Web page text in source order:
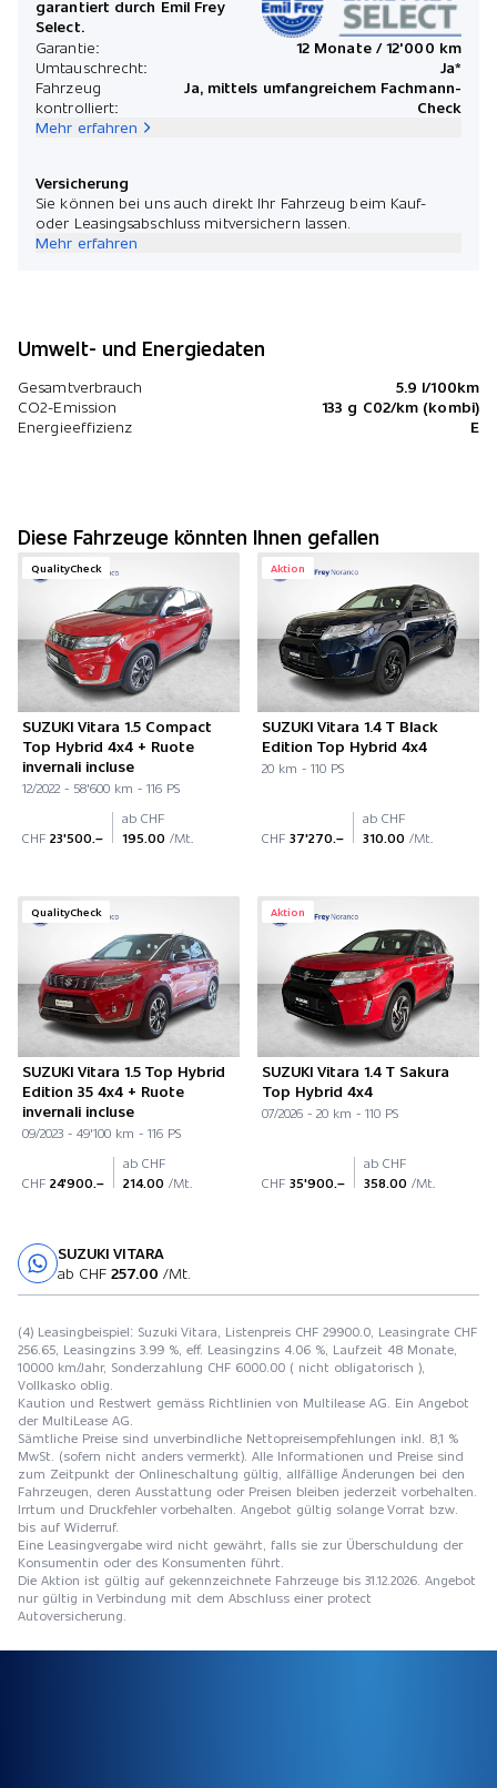
garantiert durch Emil Frey
Select.
Garantie:
12 Monate / 12'000 km
Umtauschrecht:
Ja*
Fahrzeug
kontrolliert:
Ja, mittels umfangreichem Fachmann-
Check
Mehr erfahren
Versicherung
Sie können bei uns auch direkt Ihr Fahrzeug beim Kauf-
oder Leasingsabschluss mitversichern lassen.
Mehr erfahren
Umwelt- und Energiedaten
Gesamtverbrauch
5.9 l/100km
CO2-Emission
133 g C02/km (kombi)
Energieeffizienz
E
Diese Fahrzeuge könnten Ihnen gefallen
QualityCheck
SUZUKI Vitara 1.5 Compact
Top Hybrid 4x4 + Ruote
invernali incluse
12/2022 - 58'600 km - 116 PS
CHF 23'500.–
ab CHF
195.00 /Mt.
Aktion
SUZUKI Vitara 1.4 T Black
Edition Top Hybrid 4x4
20 km - 110 PS
CHF 37'270.–
ab CHF
310.00 /Mt.
QualityCheck
SUZUKI Vitara 1.5 Top Hybrid
Edition 35 4x4 + Ruote
invernali incluse
09/2023 - 49'100 km - 116 PS
CHF 24'900.–
ab CHF
214.00 /Mt.
Aktion
SUZUKI Vitara 1.4 T Sakura
Top Hybrid 4x4
07/2026 - 20 km - 110 PS
CHF 35'900.–
ab CHF
358.00 /Mt.
SUZUKI VITARA
ab CHF 257.00 /Mt.
(4) Leasingbeispiel: Suzuki Vitara, Listenpreis CHF 29900.0, Leasingrate CHF
256.65, Leasingzins 3.99 %, eff. Leasingzins 4.06 %, Laufzeit 48 Monate,
10000 km/Jahr, Sonderzahlung CHF 6000.00 ( nicht obligatorisch ),
Vollkasko oblig.
Kaution und Restwert gemäss Richtlinien von Multilease AG. Ein Angebot
der MultiLease AG.
Sämtliche Preise sind unverbindliche Nettopreisempfehlungen inkl. 8,1 %
MwSt. (sofern nicht anders vermerkt). Alle Informationen und Preise sind
zum Zeitpunkt der Onlineschaltung gültig, allfällige Änderungen bei den
Fahrzeugen, deren Ausstattung oder Preisen bleiben jederzeit vorbehalten.
Irrtum und Druckfehler vorbehalten. Angebot gültig solange Vorrat bzw.
bis auf Widerruf.
Eine Leasingvergabe wird nicht gewährt, falls sie zur Überschuldung der
Konsumentin oder des Konsumenten führt.
Die Aktion ist gültig auf gekennzeichnete Fahrzeuge bis 31.12.2026. Angebot
nur gültig in Verbindung mit dem Abschluss einer protect
Autoversicherung.